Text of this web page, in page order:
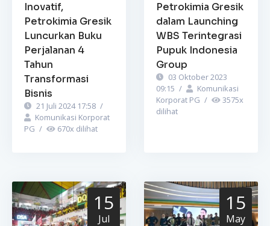
Inovatif,
Petrokimia Gresik
Luncurkan Buku
Perjalanan 4
Tahun
Transformasi
Bisnis
21 Juli 2024 17:58 /
Komunikasi Korporat
PG / 670x dilihat
Petrokimia Gresik
dalam Launching
WBS Terintegrasi
Pupuk Indonesia
Group
03 Oktober 2023
09:15 /
Komunikasi
Korporat PG / 3575x
dilihat
15
Jul
15
May